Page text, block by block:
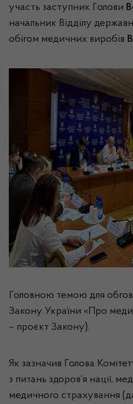
участь заступник Голови
начальник Відділу
обігом медичних виробів
Головною темою для
Закону України «Про
– проєкт Закону).
Як зазначив Голова
з питань здоров’я нації,
медичного страхування